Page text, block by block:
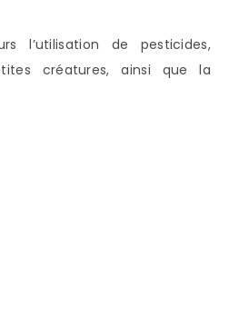
l’utilisation de pesticides,
créatures, ainsi que la